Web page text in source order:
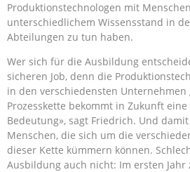
Produktionstechnologen mit
unterschiedlichem Wissensstand in
Abteilungen zu tun haben.
Wer sich für die Ausbildung
sicheren Job, denn die
in den verschiedensten Unternehmen
Prozesskette bekommt in Zukunft
Bedeutung», sagt Friedrich. Und
Menschen, die sich um die
dieser Kette kümmern können.
Ausbildung auch nicht: Im ersten Jahr